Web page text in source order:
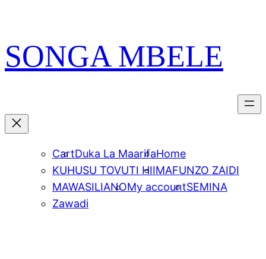
content
SONGA MBELE
CartDuka La MaarifaHome
KUHUSU TOVUTI HIIMAFUNZO ZAIDI
MAWASILIANOMy accountSEMINA
Zawadi